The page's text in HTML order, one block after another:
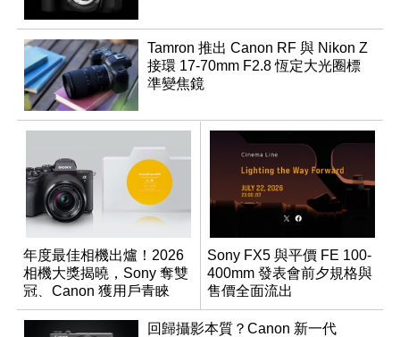
Tamron 推出 Canon RF 與 Nikon Z
接環 17-70mm F2.8 恆定大光圈標
準變焦鏡
年度最佳相機出爐！2026
相機大獎揭曉，Sony 奪雙
冠、Canon 獲用戶青睞
Sony FX5 與平價 FE 100-
400mm 發表會前夕規格與
售價全面流出
回歸攝影本質？Canon 新一代